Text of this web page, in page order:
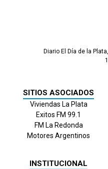
Diario El Día de la
SITIOS ASOCIADOS
Viviendas La Plata
Exitos FM 99.1
FM La Redonda
Motores Argentinos
INSTITUCIONAL